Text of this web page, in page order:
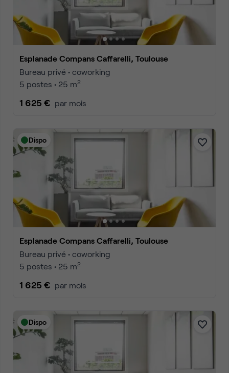
Esplanade Compans Caffarelli, Toulouse
Bureau privé • coworking
5 postes • 25 m2
1 625 € par mois
Dispo
Esplanade Compans Caffarelli, Toulouse
Bureau privé • coworking
5 postes • 25 m2
1 625 € par mois
Dispo